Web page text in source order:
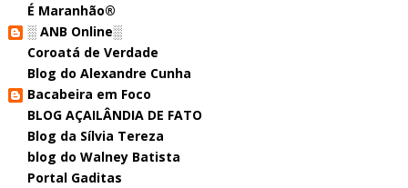
É Maranhão®
░ ANB Online░
Coroatá de Verdade
Blog do Alexandre Cunha
Bacabeira em Foco
BLOG AÇAILÂNDIA DE FATO
Blog da Sílvia Tereza
blog do Walney Batista
Portal Gaditas